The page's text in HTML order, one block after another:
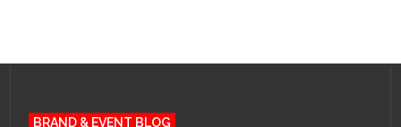
BRAND & EVENT BLOG